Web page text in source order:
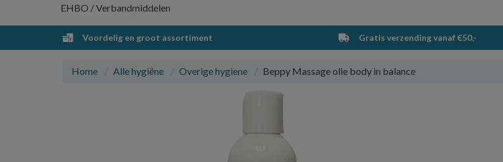
EHBO / Verbandmiddelen
Voordelig en groot assortiment Gratis verzending vanaf €50,-
Home Alle hygiëne Overige hygiene Beppy Massage olie body in balance